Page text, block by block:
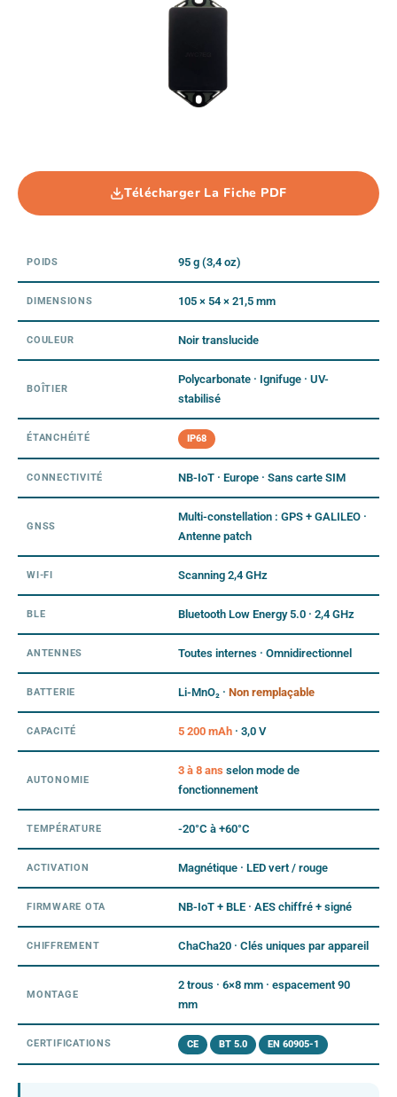
Télécharger La Fiche PDF
POIDS 95 g (3,4 oz)
DIMENSIONS 105 × 54 × 21,5 mm
COULEUR Noir translucide
BOÎTIER
Polycarbonate · Ignifuge · UV-
stabilisé
ÉTANCHÉITÉ IP68
CONNECTIVITÉ NB-IoT · Europe · Sans carte SIM
GNSS
Multi-constellation : GPS + GALILEO ·
Antenne patch
WI-FI Scanning 2,4 GHz
BLE Bluetooth Low Energy 5.0 · 2,4 GHz
ANTENNES Toutes internes · Omnidirectionnel
BATTERIE Li-MnO₂ · Non remplaçable
CAPACITÉ 5 200 mAh · 3,0 V
AUTONOMIE
3 à 8 ans selon mode de
fonctionnement
TEMPÉRATURE -20°C à +60°C
ACTIVATION Magnétique · LED vert / rouge
FIRMWARE OTA NB-IoT + BLE · AES chiffré + signé
CHIFFREMENT ChaCha20 · Clés uniques par appareil
MONTAGE
2 trous · 6×8 mm · espacement 90
mm
CERTIFICATIONS CE BT 5.0 EN 60905-1